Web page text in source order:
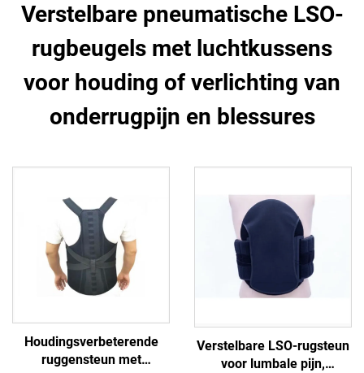
Verstelbare pneumatische LSO-
rugbeugels met luchtkussens
voor houding of verlichting van
onderrugpijn en blessures
Houdingsverbeterende
ruggensteun met
Verstelbare LSO-rugsteun
voor lumbale pijn,